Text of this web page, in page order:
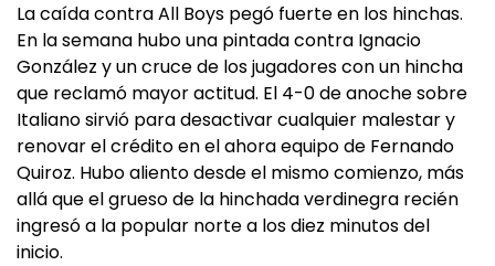
La caída contra All Boys pegó fuerte en los hinchas.
En la semana hubo una pintada contra Ignacio
González y un cruce de los jugadores con un hincha
que reclamó mayor actitud. El 4-0 de anoche sobre
Italiano sirvió para desactivar cualquier malestar y
renovar el crédito en el ahora equipo de Fernando
Quiroz. Hubo aliento desde el mismo comienzo, más
allá que el grueso de la hinchada verdinegra recién
ingresó a la popular norte a los diez minutos del
inicio.